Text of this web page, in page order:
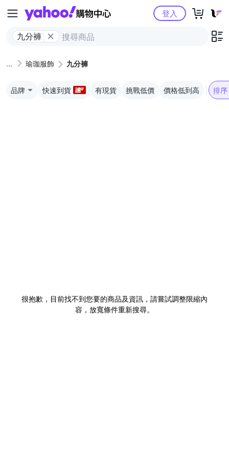
Yahoo購物中心
九分褲
登入
瑜珈服飾 九分褲
品牌 快速到貨 有現貨 挑戰低價 價格低到高 排序
很抱歉，目前找不到您要的商品及資訊，請嘗試調整限縮內
容，放寬條件重新搜尋。